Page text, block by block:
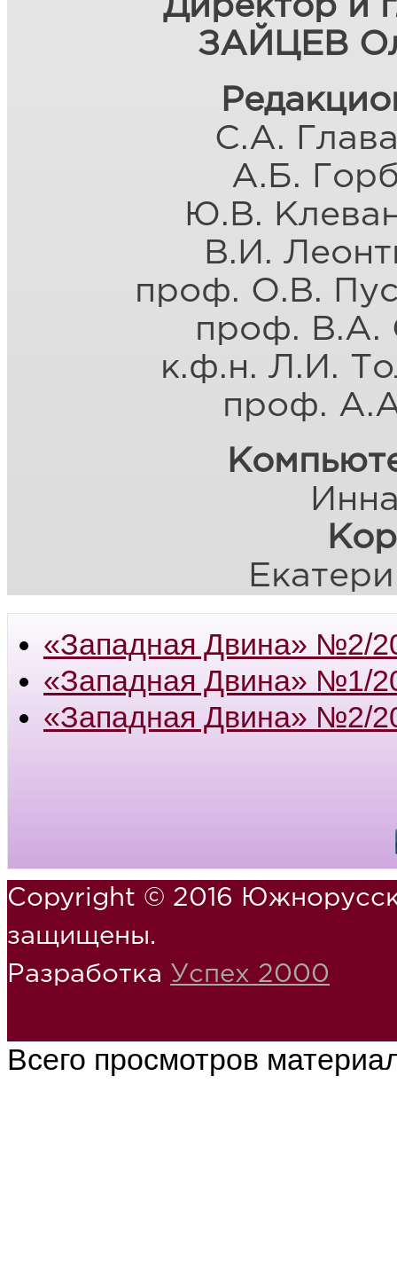
Директор и
ЗАЙЦЕВ
С.А.
А.Б.
Ю.В.
В.И.
проф. О.В.
проф. В.А.
к.ф.н. Л.И.
проф.
«Западная Двина» №2/
«Западная Двина» №1/
«Западная Двина» №2/
Copyright © 2016
защищены.
Разработка Успех 2000
Всего просмотров